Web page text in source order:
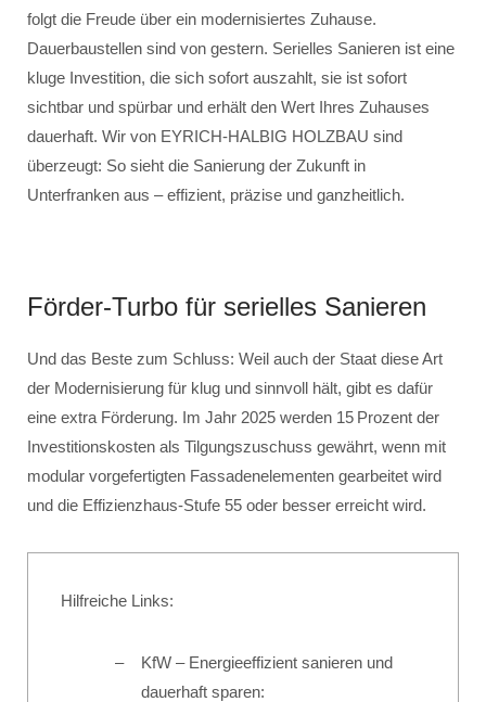
folgt die Freude über ein modernisiertes Zuhause.
Dauerbaustellen sind von gestern. Serielles Sanieren ist eine
kluge Investition, die sich sofort auszahlt, sie ist sofort
sichtbar und spürbar und erhält den Wert Ihres Zuhauses
dauerhaft. Wir von EYRICH-HALBIG HOLZBAU sind
überzeugt: So sieht die Sanierung der Zukunft in
Unterfranken aus – effizient, präzise und ganzheitlich.
Förder-Turbo für serielles Sanieren
Und das Beste zum Schluss: Weil auch der Staat diese Art
der Modernisierung für klug und sinnvoll hält, gibt es dafür
eine extra Förderung. Im Jahr 2025 werden 15 Prozent der
Investitionskosten als Tilgungszuschuss gewährt, wenn mit
modular vorgefertigten Fassadenelementen gearbeitet wird
und die Effizienzhaus-Stufe 55 oder besser erreicht wird.
Hilfreiche Links:
KfW – Energieeffizient sanieren und
dauerhaft sparen: